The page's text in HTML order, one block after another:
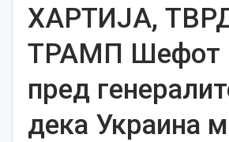
ХАРТИЈА,
ТРАМП Шефот
пред
дека Украина